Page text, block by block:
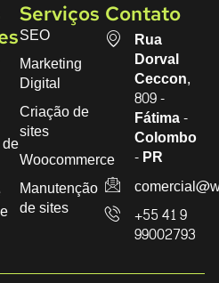
Serviços
SEO
Marketing
Digital
Criação de
sites
Woocommerce
Manutenção
de sites
Contato
Rua
Dorval
Ceccon,
809 -
Fátima -
Colombo
- PR
+55 41 9
99002793